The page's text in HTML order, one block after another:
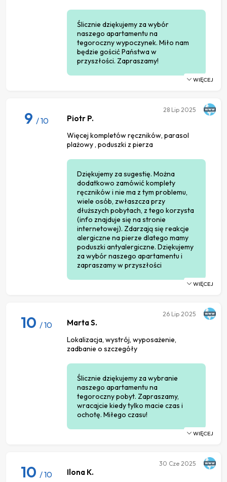
Ślicznie dziękujemy za wybór
naszego apartamentu na
tegoroczny wypoczynek. Miło nam
będzie gościć Państwa w
przyszłości. Zapraszamy!
WIĘCEJ
9 / 10 Piotr P.
Więcej kompletów ręczników, parasol
plażowy , poduszki z pierza
Dziękujemy za sugestię. Można
dodatkowo zamówić komplety
ręczników i nie ma z tym problemu,
wiele osób, zwłaszcza przy
dłuższych pobytach, z tego korzysta
(info znajduje się na stronie
internetowej). Zdarzają się reakcje
alergiczne na pierze dlatego mamy
poduszki antyalergiczne. Dziękujemy
za wybór naszego apartamentu i
zapraszamy w przyszłości
28 Lip 2025
WIĘCEJ
10 / 10 Marta S.
Lokalizacja, wystrój, wyposażenie,
zadbanie o szczegóły
Ślicznie dziękujemy za wybranie
naszego apartamentu na
tegoroczny pobyt. Zapraszamy,
wracajcie kiedy tylko macie czas i
ochotę. Miłego czasu!
26 Lip 2025
WIĘCEJ
10 / 10 Ilona K.
30 Cze 2025